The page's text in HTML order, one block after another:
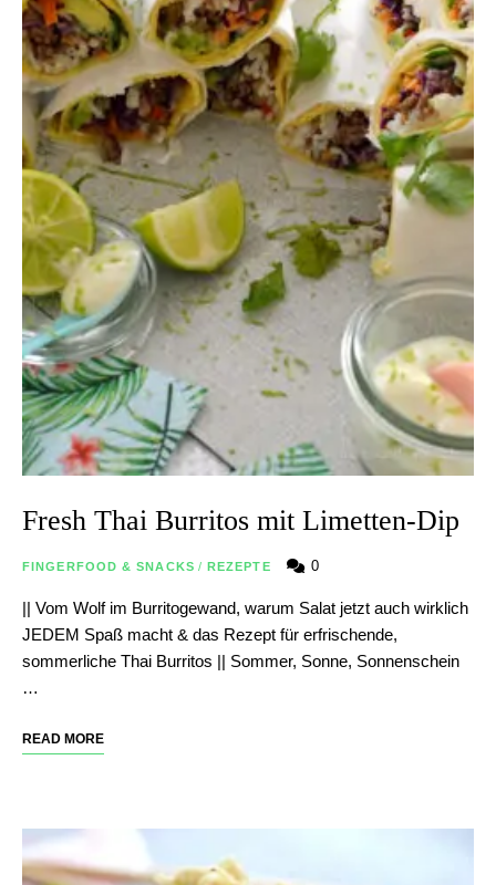
Fresh Thai Burritos mit Limetten-Dip
FINGERFOOD & SNACKS / REZEPTE 0
|| Vom Wolf im Burritogewand, warum Salat jetzt auch wirklich
JEDEM Spaß macht & das Rezept für erfrischende,
sommerliche Thai Burritos || Sommer, Sonne, Sonnenschein
…
READ MORE